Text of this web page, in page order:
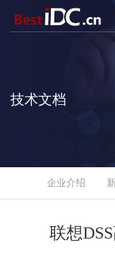
技术文档
企业介绍
联想